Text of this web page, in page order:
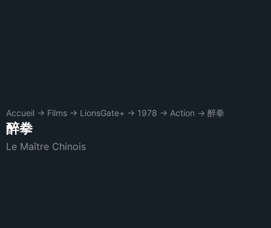
Accueil → Films → LionsGate+ → 1978 → Action → 醉拳
醉拳
Le Maître Chinois